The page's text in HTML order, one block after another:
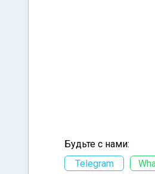
Будьте с нами:
Telegram